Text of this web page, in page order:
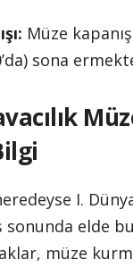
Müze
sona
I.
sonunda elde
müze